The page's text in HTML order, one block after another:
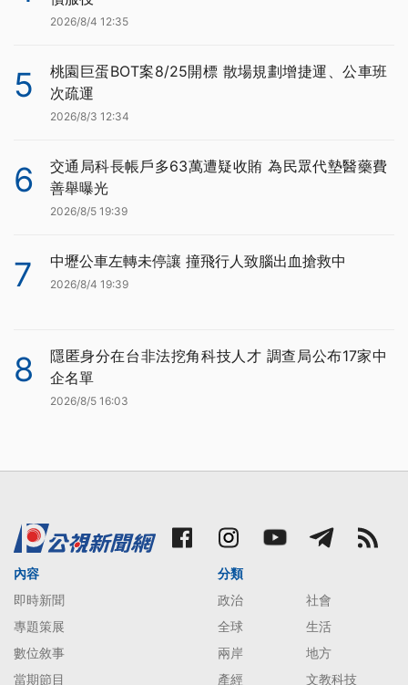
2026/8/4 12:35
5
桃園巨蛋BOT案8/25開標 散場規劃增捷運、公車班
次疏運
2026/8/3 12:34
6
交通局科長帳戶多63萬遭疑收賄 為民眾代墊醫藥費
善舉曝光
2026/8/5 19:39
7 中壢公車左轉未停讓 撞飛行人致腦出血搶救中
2026/8/4 19:39
8
隱匿身分在台非法挖角科技人才 調查局公布17家中
企名單
2026/8/5 16:03
內容
即時新聞
專題策展
數位敘事
當期節目
分類
政治
社會
全球
生活
兩岸
地方
產經
文教科技